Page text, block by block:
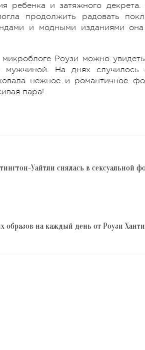
ребенка и затяжного декрета.
продолжить радовать
и модными изданиями
Роузи можно
На днях случилось
нежное и романтичное
пара!
Уайтли снялась в сексуальной
образов на каждый день от Роузи